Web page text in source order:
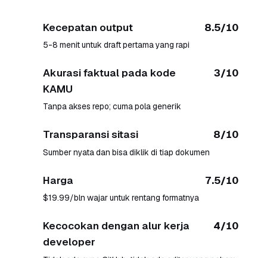
Kecepatan output 8.5/10
5-8 menit untuk draft pertama yang rapi
Akurasi faktual pada kode
KAMU
3/10
Tanpa akses repo; cuma pola generik
Transparansi sitasi 8/10
Sumber nyata dan bisa diklik di tiap dokumen
Harga 7.5/10
$19.99/bln wajar untuk rentang formatnya
Kecocokan dengan alur kerja
developer
4/10